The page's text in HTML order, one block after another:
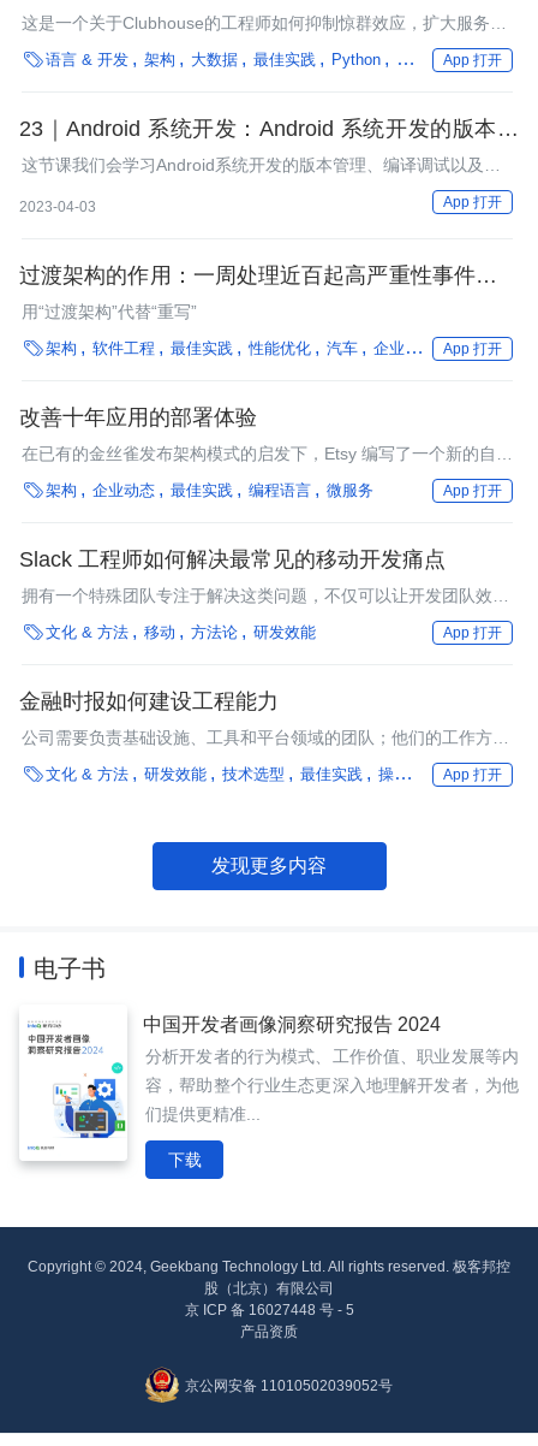
倍效率运行 Python 工作负载？
这是一个关于Clubhouse的工程师如何抑制惊群效应，扩大服务规
模和以3倍效率运行Python工作负载的故事。
语言 & 开发 架构 大数据 最佳实践 Python 性能优化 编程语言
App 打开
23｜Android 系统开发：Android 系统开发的版本管
理、编译与自动化测试
这节课我们会学习Android系统开发的版本管理、编译调试以及相
关的自动化测试等实践，了解引入这些工具及实践的目的。
2023-04-03 App 打开
过渡架构的作用：一周处理近百起高严重性事件，如
何重写这个技术负债系统？
用“过渡架构”代替“重写”
架构 软件工程 最佳实践 性能优化 汽车 企业动态 App 打开
改善十年应用的部署体验
在已有的金丝雀发布架构模式的启发下，Etsy 编写了一个新的自定
义工具来补充现有的部署基础设施。
架构 企业动态 最佳实践 编程语言 微服务 App 打开
Slack 工程师如何解决最常见的移动开发痛点
拥有一个特殊团队专注于解决这类问题，不仅可以让开发团队效率
更高，还能确保开发团队保持对产品成果的高度关注。
文化 & 方法 移动 方法论 研发效能 App 打开
金融时报如何建设工程能力
公司需要负责基础设施、工具和平台领域的团队；他们的工作方式
必须改变才不至于成为瓶颈。这些团队需要让产品团队能够交付业
务价值。在这个领域的投资是有回报的，因为它加快了其他团队的
文化 & 方法 研发效能 技术选型 最佳实践 操作系统 框架
App 打开
发现更多内容
电子书
中国开发者画像洞察研究报告 2024
分析开发者的行为模式、工作价值、职业发展等内
容，帮助整个行业生态更深入地理解开发者，为他
们提供更精准...
下载
Copyright © 2024, Geekbang Technology Ltd. All rights reserved. 极客邦控
股（北京）有限公司
京 ICP 备 16027448 号 - 5
产品资质
京公网安备 11010502039052号